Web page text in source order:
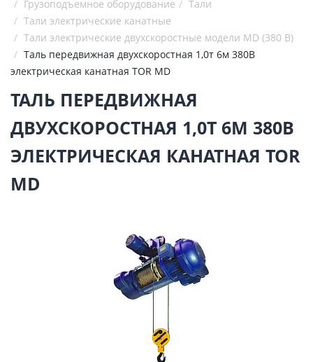
Грузоподъемное оборудование
Тали
Тали электрические канатные
Тали электрические двухскоростные модели MD (380 В)
Таль передвижная двухскоростная 1,0т 6м 380В
электрическая канатная TOR MD
ТАЛЬ ПЕРЕДВИЖНАЯ
ДВУХСКОРОСТНАЯ 1,0Т 6М 380В
ЭЛЕКТРИЧЕСКАЯ КАНАТНАЯ TOR
MD